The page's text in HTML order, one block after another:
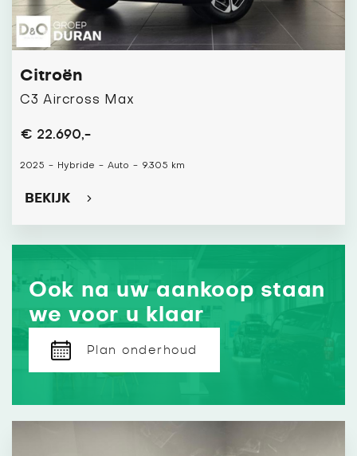
Citroën
C3 Aircross Max
€ 22.690,-
2025 - Hybride - Auto - 9.305 km
BEKIJK
Ook na uw aankoop staan
we voor u klaar
Plan onderhoud